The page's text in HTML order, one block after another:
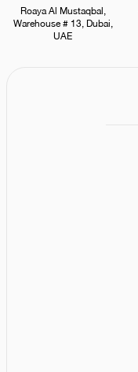
Roaya Al Mustaqbal,
Warehouse # 13, Dubai,
UAE